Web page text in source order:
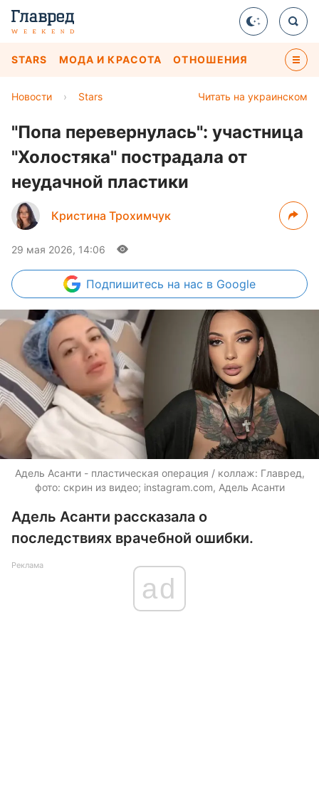
STARS МОДА И КРАСОТА ОТНОШЕНИЯ
Читать на украинском
Новости › Stars
"Попа перевернулась": участница
"Холостяка" пострадала от
неудачной пластики
Кристина Трохимчук
29 мая 2026, 14:06
Подпишитесь на нас в Google
Адель Асанти - пластическая операция / коллаж: Главред,
фото: скрин из видео; instagram.com, Адель Асанти
Адель Асанти рассказала о
последствиях врачебной ошибки.
Реклама
ad